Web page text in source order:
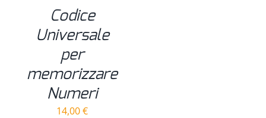
Codice
Universale
per
memorizzare
Numeri
14,00€